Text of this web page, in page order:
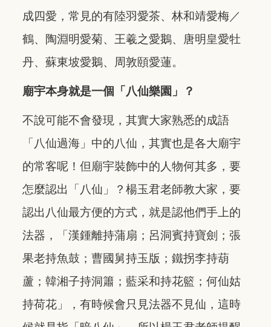
成四愛，常見的有陸羽愛茶、林和靖愛梅／
鶴、陶淵明愛菊、王羲之愛鵝、唐明皇愛牡
丹、蘇東坡愛鵝、周敦頤愛蓮。
廟宇本身就是一個「八仙樂園」？
不說可能不會發現，其實大家熟悉的成語
「八仙過海」中的八仙，其實也是各大廟宇
的常客呢！但廟宇裝飾中的人物何其多，要
怎麼認出「八仙」？楊玉君老師教大家，要
認出八仙最方便的方式，就是認他們手上的
法器，「漢鍾離持蒲扇；呂洞賓持寶劍；張
果老持魚鼓；曹國舅持玉版；鐵拐李持葫
蘆；韓湘子持洞簫；藍采和持花籃；何仙姑
持荷花」，有時候會只見法器不見仙，這時